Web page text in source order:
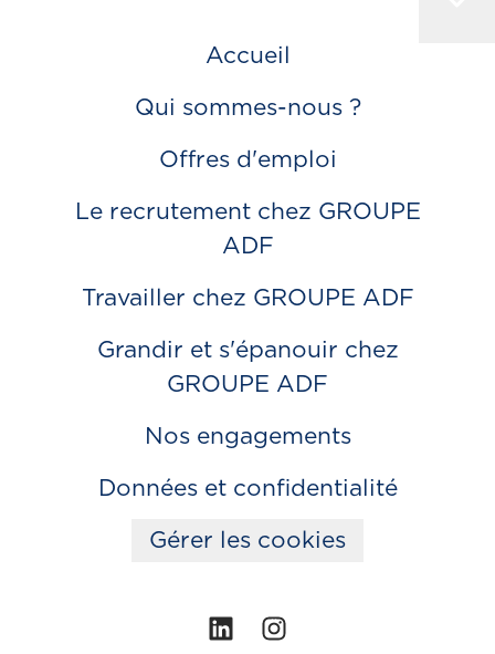
Accueil
Qui sommes-nous ?
Offres d'emploi
Le recrutement chez GROUPE
ADF
Travailler chez GROUPE ADF
Grandir et s'épanouir chez
GROUPE ADF
Nos engagements
Données et confidentialité
Gérer les cookies